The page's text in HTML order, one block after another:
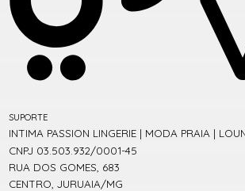
SUPORTE
INTIMA PASSION LINGERIE | MODA PRAIA |
CNPJ 03.503.932/0001-45
RUA DOS GOMES, 683
CENTRO, JURUAIA/MG